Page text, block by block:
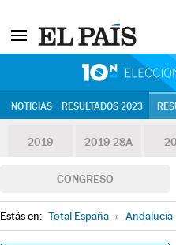
NOTICIAS RESULTADOS 2023
2019 2019-28A
CONGRESO
Estás en: Total España » Andalucía